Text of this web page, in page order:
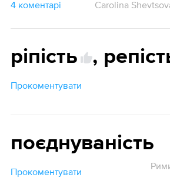
4 коментарі Carolina
ріпість ,
Прокоментувати
поєднуваність
Прокоментувати